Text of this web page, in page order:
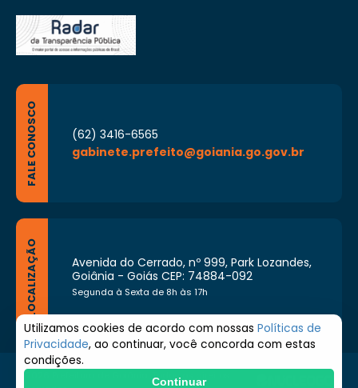
FALE CONOSCO
(62) 3416-6565
gabinete.prefeito@goiania.go.gov.br
LOCALIZAÇÃO
Avenida do Cerrado, nº 999, Park Lozandes,
Goiânia - Goiás CEP: 74884-092
Segunda à Sexta de 8h às 17h
© 2026 Prefeitura de Goiânia. Todos os direitos
Utilizamos cookies de acordo com nossas Políticas de
Privacidade, ao continuar, você concorda com estas
condições.
Continuar